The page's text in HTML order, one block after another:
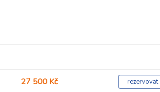
27 500 Kč rezervovat